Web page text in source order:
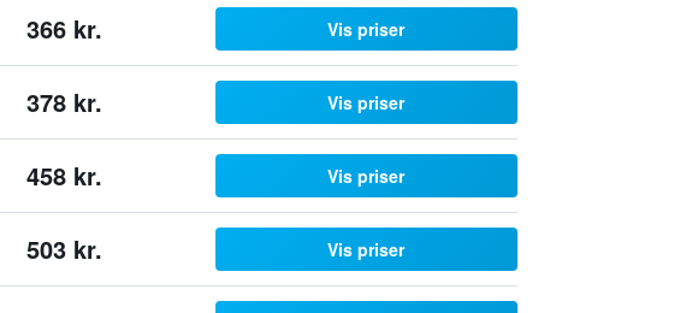
366 kr. Vis priser
378 kr. Vis priser
458 kr. Vis priser
503 kr. Vis priser